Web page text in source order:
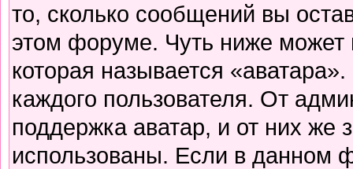
то, сколько сообщений вы
этом форуме. Чуть ниже может
которая называется
каждого пользователя. От
поддержка аватар, и от них же
использованы. Если в данном